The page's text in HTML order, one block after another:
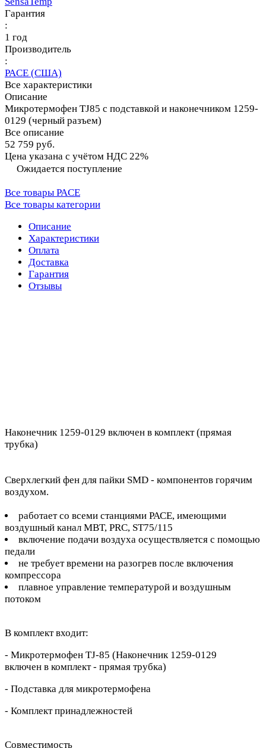
Гарантия
:
1 год
Производитель
:
PACE (США)
Все характеристики
Описание
Микротермофен TJ85 с подставкой и наконечником 1259-
0129 (черный разъем)
Все описание
52 759 руб.
Цена указана с учётом НДС 22%
Ожидается поступление
Все товары PACE
Все товары категории
Описание
Характеристики
Оплата
Доставка
Гарантия
Отзывы
Наконечник 1259-0129 включен в комплект (прямая
трубка)
Сверхлегкий фен для пайки SMD - компонентов горячим
воздухом.
работает со всеми станциями РАСЕ, имеющими
воздушный канал MBT, PRC, ST75/115
включение подачи воздуха осуществляется с помощью
педали
не требует времени на разогрев после включения
компрессора
плавное управление температурой и воздушным
потоком
В комплект входит:
- Микротермофен TJ-85 (Наконечник 1259-0129
включен в комплект - прямая трубка)
- Подставка для микротермофена
- Комплект принадлежностей
Совместимость